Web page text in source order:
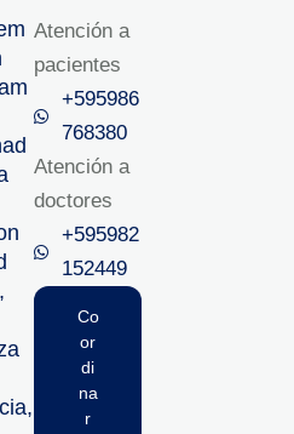
Atención a
pacientes
+595986
768380
Atención a
doctores
+595982
152449‬
Co
or
di
na
r